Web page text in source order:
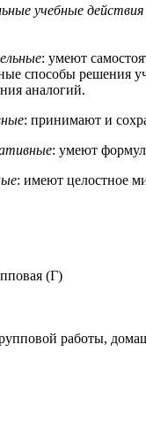
учебные действия
: умеют
способы решения
аналогий.
: принимают и
: умеют
: имеют целостное
(Г)
работы,